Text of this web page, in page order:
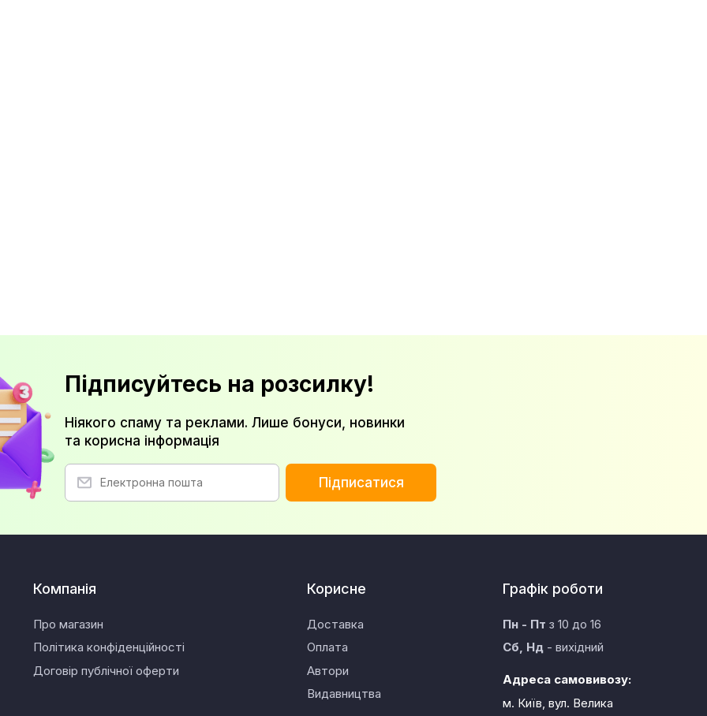
Підписуйтесь на розсилку!
Ніякого спаму та реклами. Лише бонуси, новинки
та корисна інформація
Підписатися
Компанія
Про магазин
Політика конфіденційності
Договір публічної оферти
Корисне
Доставка
Оплата
Автори
Видавництва
Графік роботи
Пн - Пт з 10 до 16
Сб, Нд- вихідний
Адреса самовивозу:
м. Київ, вул. Велика